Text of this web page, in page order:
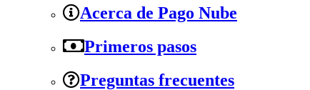
Acerca de Pago Nube
Primeros pasos
Preguntas frecuentes